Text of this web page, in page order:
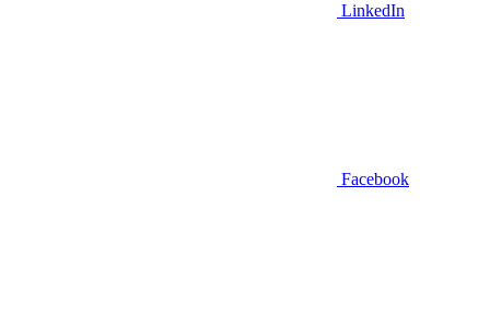
LinkedIn
Facebook